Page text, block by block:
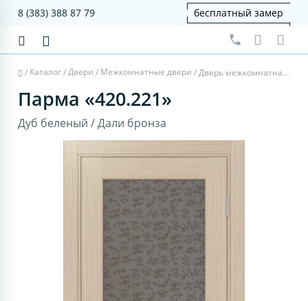
8 (383) 388 87 79 бесплатный замер
/ Каталог/Двери / Межкомнатные двери / Дверь межкомнатная Парма 420.221 - дуб беленый, дали бронза
Парма «420.221»
Дуб беленый / Дали бронза